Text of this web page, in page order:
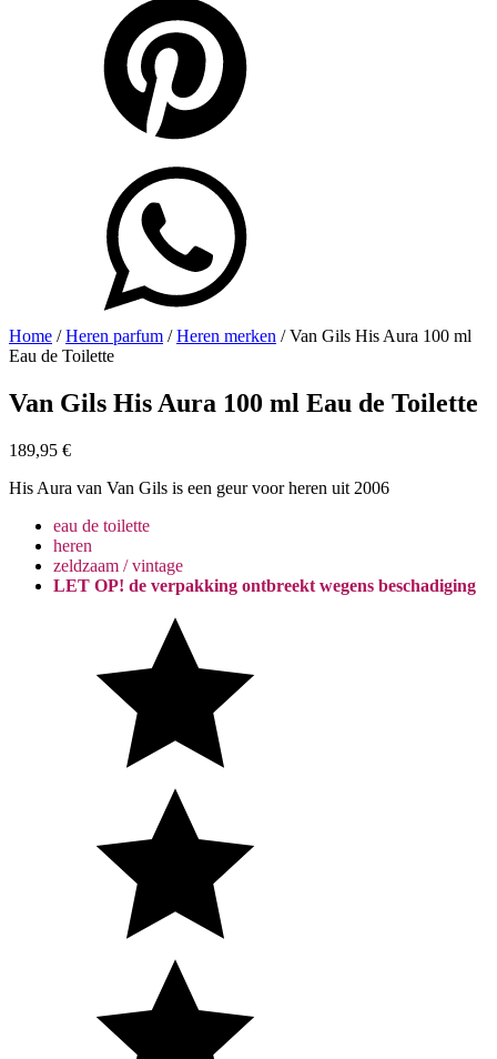
Home /Heren parfum /Heren merken / Van Gils His Aura 100 ml
Eau de Toilette
Van Gils His Aura 100 ml Eau de Toilette
189,95 €
His Aura van Van Gils is een geur voor heren uit 2006
eau de toilette
heren
zeldzaam / vintage
LET OP! de verpakking ontbreekt wegens beschadiging